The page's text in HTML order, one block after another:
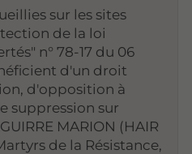
sur les sites
de la loi
n° 78-17 du 06
d'un droit
d'opposition à
suppression sur
MARION (HAIR
de la Résistance,